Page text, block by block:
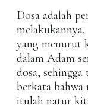
Dosa adalah
yang menurut
dalam Adam
dosa,
berkata
itulah natur